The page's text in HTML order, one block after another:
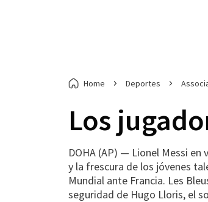
Home Deportes
Los
DOHA (AP) — Lionel Messi
y la frescura de los jóvenes
Mundial ante Francia. Les
seguridad de Hugo Lloris, el